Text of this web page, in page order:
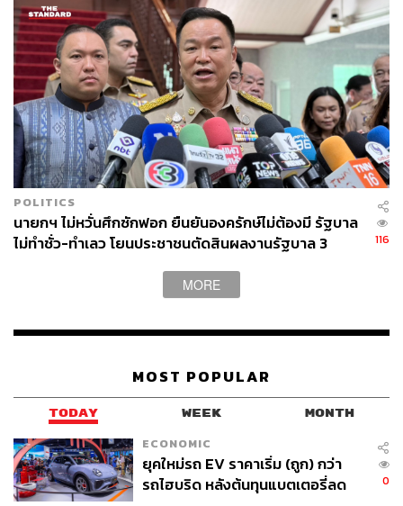
ABOUT THE AUTHOR
THE STANDARD TEAM
กองบรรณาธิการ THE STANDARD
POLITICS
นายกฯ ไม่หวั่นศึกซักฟอก ยืนยันองครักษ์ไม่ต้องมี รัฐบาล
ไม่ทำชั่ว-ทำเลว โยนประชาชนตัดสินผลงานรัฐบาล 3
116
MORE
MOST POPULAR
TODAY WEEK MONTH
ECONOMIC
ยุคใหม่รถ EV ราคาเริ่ม (ถูก) กว่า
รถไฮบริด หลังต้นทุนแบตเตอรี่ลด
0